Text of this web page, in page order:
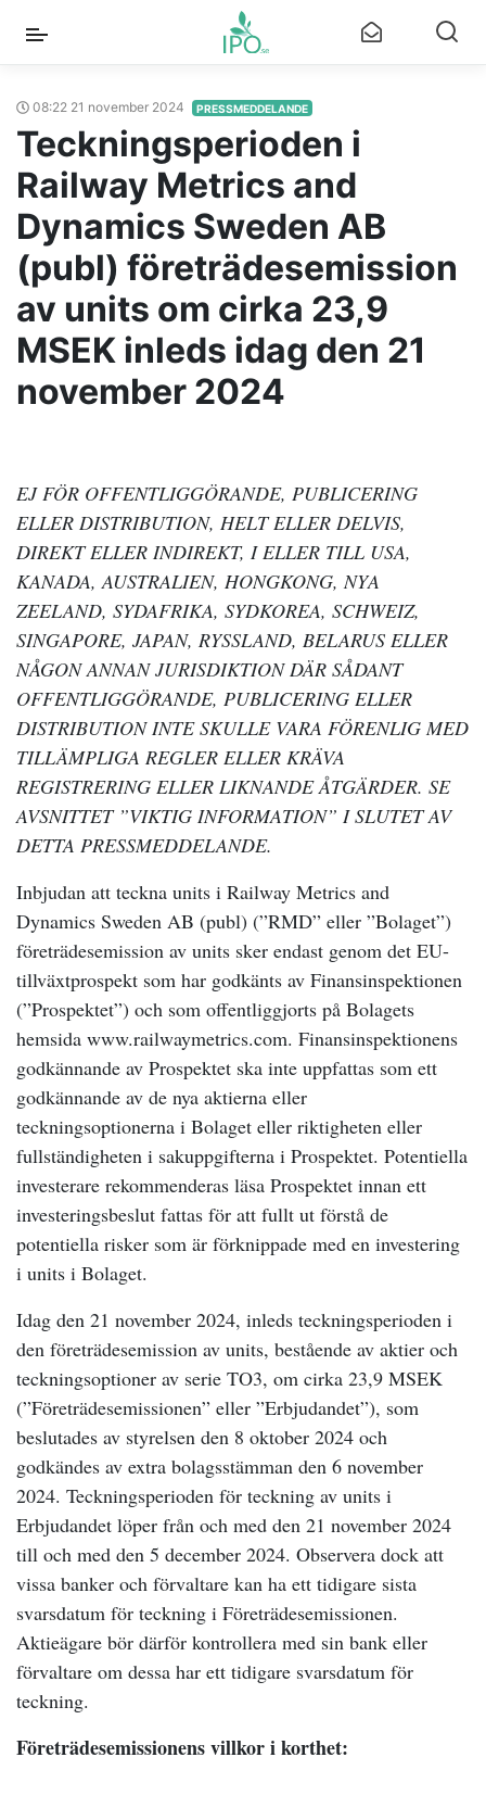
08:22 21 november 2024 PRESSMEDDELANDE
Teckningsperioden i
Railway Metrics and
Dynamics Sweden AB
(publ) företrädesemission
av units om cirka 23,9
MSEK inleds idag den 21
november 2024
EJ FÖR OFFENTLIGGÖRANDE, PUBLICERING
ELLER DISTRIBUTION, HELT ELLER DELVIS,
DIREKT ELLER INDIREKT, I ELLER TILL USA,
KANADA, AUSTRALIEN, HONGKONG, NYA
ZEELAND, SYDAFRIKA, SYDKOREA, SCHWEIZ,
SINGAPORE, JAPAN, RYSSLAND, BELARUS ELLER
NÅGON ANNAN JURISDIKTION DÄR SÅDANT
OFFENTLIGGÖRANDE, PUBLICERING ELLER
DISTRIBUTION INTE SKULLE VARA FÖRENLIG MED
TILLÄMPLIGA REGLER ELLER KRÄVA
REGISTRERING ELLER LIKNANDE ÅTGÄRDER. SE
AVSNITTET ”VIKTIG INFORMATION” I SLUTET AV
DETTA PRESSMEDDELANDE.
Inbjudan att teckna units i Railway Metrics and
Dynamics Sweden AB (publ) (”RMD” eller ”Bolaget”)
företrädesemission av units sker endast genom det EU-
tillväxtprospekt som har godkänts av Finansinspektionen
(”Prospektet”) och som offentliggjorts på Bolagets
hemsida www.railwaymetrics.com. Finansinspektionens
godkännande av Prospektet ska inte uppfattas som ett
godkännande av de nya aktierna eller
teckningsoptionerna i Bolaget eller riktigheten eller
fullständigheten i sakuppgifterna i Prospektet. Potentiella
investerare rekommenderas läsa Prospektet innan ett
investeringsbeslut fattas för att fullt ut förstå de
potentiella risker som är förknippade med en investering
i units i Bolaget.
Idag den 21 november 2024, inleds teckningsperioden i
den företrädesemission av units, bestående av aktier och
teckningsoptioner av serie TO3, om cirka 23,9 MSEK
(”Företrädesemissionen” eller ”Erbjudandet”), som
beslutades av styrelsen den 8 oktober 2024 och
godkändes av extra bolagsstämman den 6 november
2024. Teckningsperioden för teckning av units i
Erbjudandet löper från och med den 21 november 2024
till och med den 5 december 2024. Observera dock att
vissa banker och förvaltare kan ha ett tidigare sista
svarsdatum för teckning i Företrädesemissionen.
Aktieägare bör därför kontrollera med sin bank eller
förvaltare om dessa har ett tidigare svarsdatum för
teckning.
Företrädesemissionens villkor i korthet: